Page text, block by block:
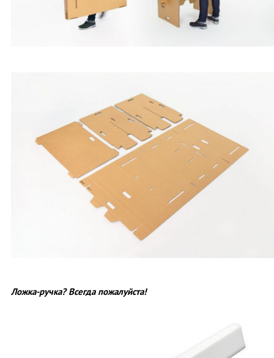
Ложка-ручка? Всегда пожалуйста!